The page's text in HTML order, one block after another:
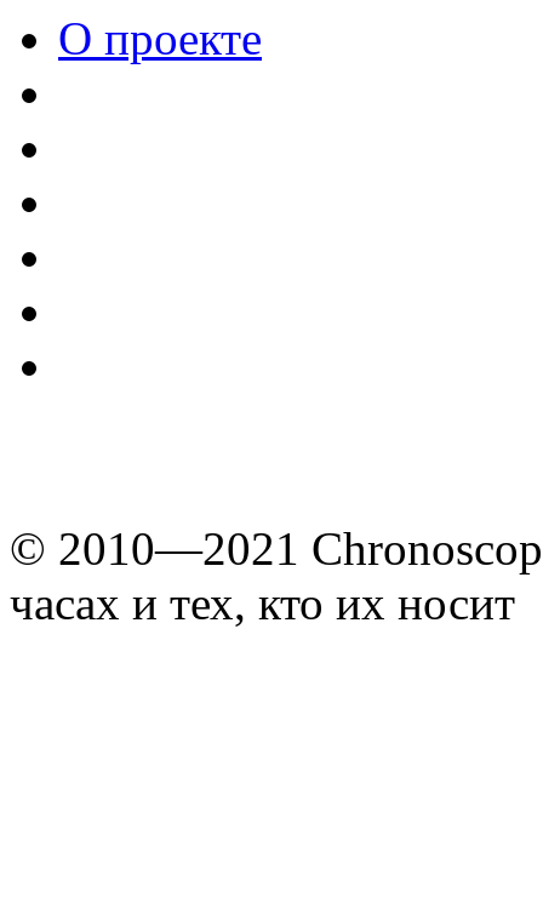
О проекте
© 2010—2021
часах и тех, кто их носит